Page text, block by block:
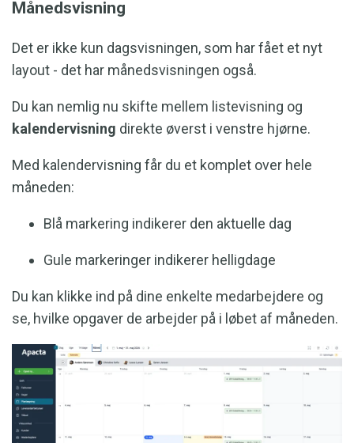
Månedsvisning
Det er ikke kun dagsvisningen, som har fået et nyt
layout - det har månedsvisningen også.
Du kan nemlig nu skifte mellem listevisning og
kalendervisning direkte øverst i venstre hjørne.
Med kalendervisning får du et komplet over hele
måneden:
Blå markering indikerer den aktuelle dag
Gule markeringer indikerer helligdage
Du kan klikke ind på dine enkelte medarbejdere og
se, hvilke opgaver de arbejder på i løbet af måneden.